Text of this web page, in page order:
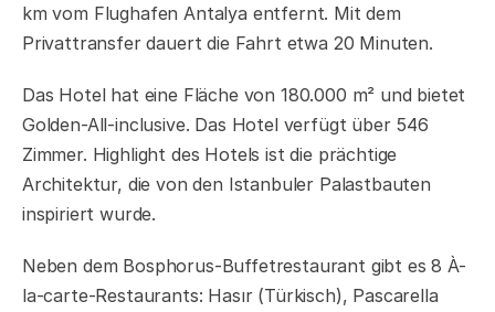
km vom Flughafen Antalya entfernt. Mit dem
Privattransfer dauert die Fahrt etwa 20 Minuten.
Das Hotel hat eine Fläche von 180.000 m² und bietet
Golden-All-inclusive. Das Hotel verfügt über 546
Zimmer. Highlight des Hotels ist die prächtige
Architektur, die von den Istanbuler Palastbauten
inspiriert wurde.
Neben dem Bosphorus-Buffetrestaurant gibt es 8 À-
la-carte-Restaurants: Hasır (Türkisch), Pascarella